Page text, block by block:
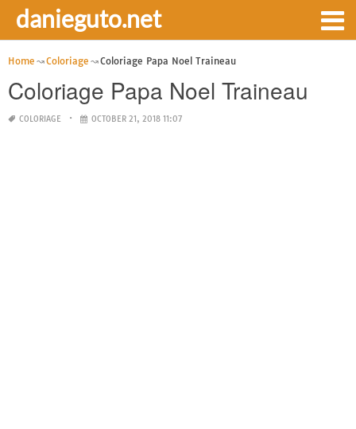
danieguto.net
Home Coloriage Coloriage Papa Noel Traineau
Coloriage Papa Noel Traineau
COLORIAGE OCTOBER 21, 2018 11:07